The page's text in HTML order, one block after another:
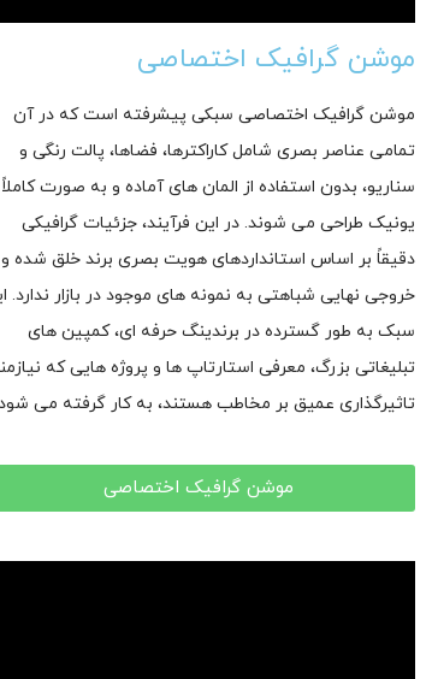
موشن گرافیک اختصاصی
موشن گرافیک اختصاصی سبکی پیشرفته است که در آن
تمامی عناصر بصری شامل کاراکترها، فضاها، پالت رنگی و
سناریو، بدون استفاده از المان های آماده و به صورت کاملاً
یونیک طراحی می شوند. در این فرآیند، جزئیات گرافیکی
دقیقاً بر اساس استانداردهای هویت بصری برند خلق شده و
خروجی نهایی شباهتی به نمونه های موجود در بازار ندارد.
سبک به طور گسترده در برندینگ حرفه ای، کمپین های
تبلیغاتی بزرگ، معرفی استارتاپ ها و پروژه هایی که
تاثیرگذاری عمیق بر مخاطب هستند، به کار گرفته می
موشن گرافیک اختصاصی